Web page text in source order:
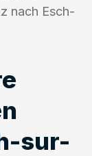
nach Esch-
sur-